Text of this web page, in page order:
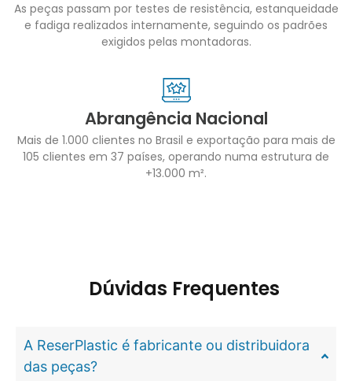
As peças passam por testes de resistência, estanqueidade
e fadiga realizados internamente, seguindo os padrões
exigidos pelas montadoras.
Abrangência Nacional
Mais de 1.000 clientes no Brasil e exportação para mais de
105 clientes em 37 países, operando numa estrutura de
+13.000 m².
Dúvidas Frequentes
A ReserPlastic é fabricante ou distribuidora
das peças?